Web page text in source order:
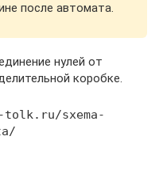
после автомата.
нулей от
коробке.
sxema-